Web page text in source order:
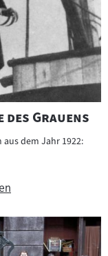
des Grauens"
dem Jahr 1922: